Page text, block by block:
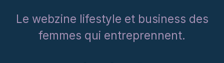
Le webzine lifestyle et business des
femmes qui entreprennent.